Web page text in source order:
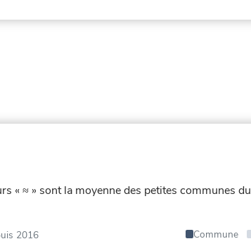
« ≈ » sont la moyenne des petites communes du
2016 Commune